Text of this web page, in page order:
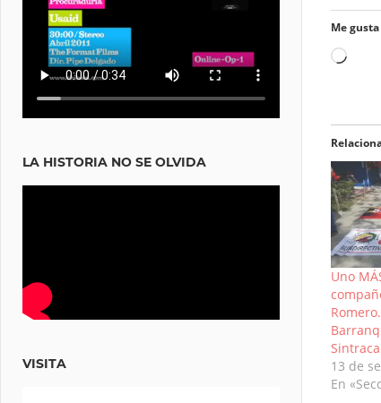
Me
Uno
13 de
En
LA HISTORIA NO SE OLVIDA
VISITA